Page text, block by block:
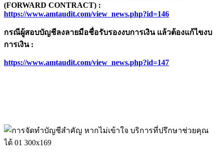
(FORWARD CONTRACT) :
https://www.amtaudit.com/view_news.php?id=146
กรณีผู้สอบบัญชีลงลายมือชื่อรับรองงบการเงิน แล้วต้องแก้ไขงบ
การเงิน:
https://www.amtaudit.com/view_news.php?id=147